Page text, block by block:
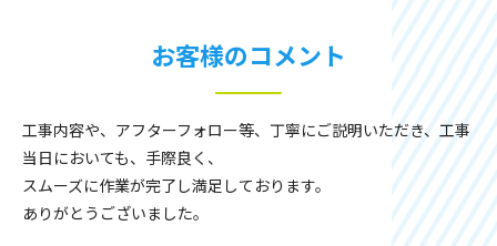
お客様のコメント
工事内容や、アフターフォロー等、丁寧にご説明いただき、工事
当日においても、手際良く、
スムーズに作業が完了し満足しております。
ありがとうございました。